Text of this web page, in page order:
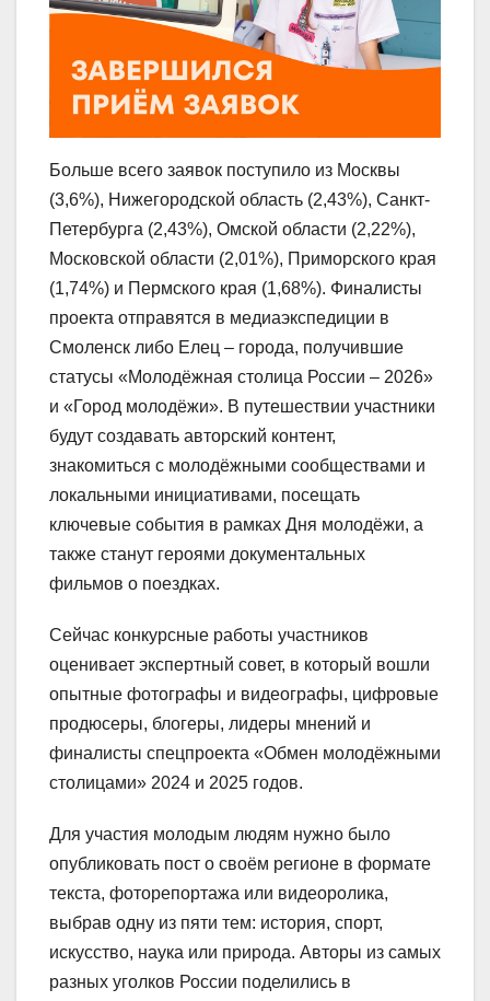
Больше всего заявок поступило из Москвы
(3,6%), Нижегородской область (2,43%), Санкт-
Петербурга (2,43%), Омской области (2,22%),
Московской области (2,01%), Приморского края
(1,74%) и Пермского края (1,68%). Финалисты
проекта отправятся в медиаэкспедиции в
Смоленск либо Елец – города, получившие
статусы «Молодёжная столица России – 2026»
и «Город молодёжи». В путешествии участники
будут создавать авторский контент,
знакомиться с молодёжными сообществами и
локальными инициативами, посещать
ключевые события в рамках Дня молодёжи, а
также станут героями документальных
фильмов о поездках.
Сейчас конкурсные работы участников
оценивает экспертный совет, в который вошли
опытные фотографы и видеографы, цифровые
продюсеры, блогеры, лидеры мнений и
финалисты спецпроекта «Обмен молодёжными
столицами» 2024 и 2025 годов.
Для участия молодым людям нужно было
опубликовать пост о своём регионе в формате
текста, фоторепортажа или видеоролика,
выбрав одну из пяти тем: история, спорт,
искусство, наука или природа. Авторы из самых
разных уголков России поделились в